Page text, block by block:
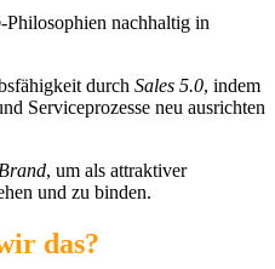
-Philosophien nachhaltig in
durch Sales 5.0, indem
Serviceprozesse neu ausrichten
, um als attraktiver
und zu binden.
das?